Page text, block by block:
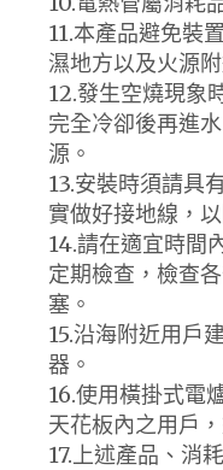
11.本產品避免裝
濕地方以及火源附
12.發生空燒現象
完全冷卻後再進
源。
13.安裝時須請具
實做好接地線，
14.請在適宜時間
定期檢查，檢查
塞。
15.沿海附近用戶
器。
16.使用橫掛式電
天花板內之用戶
17.上述產品、消